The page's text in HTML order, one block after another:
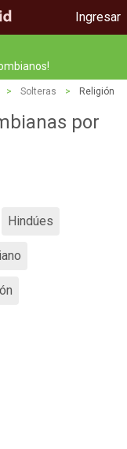
Ingresar
> Solteras > Religión
por
Hindúes